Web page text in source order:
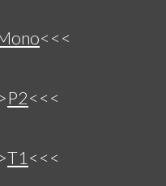
<<<
P2<<<
T1 <<<